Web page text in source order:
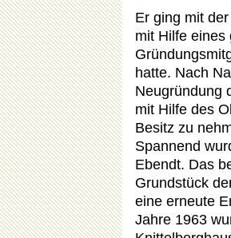
Er ging mit
mit Hilfe eines
hatte. Nach
Neugründung
mit Hilfe des
Besitz zu
Spannend
Ebendt. Das
Grundstück
eine erneute
Jahre 1963